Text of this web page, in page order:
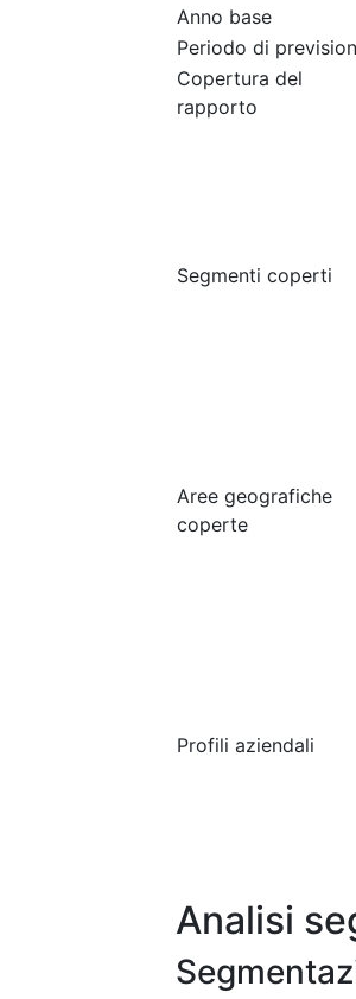
Anno base
Periodo di
Copertura del
rapporto
Segmenti coperti
Aree geografiche
coperte
Profili aziendali
Analisi